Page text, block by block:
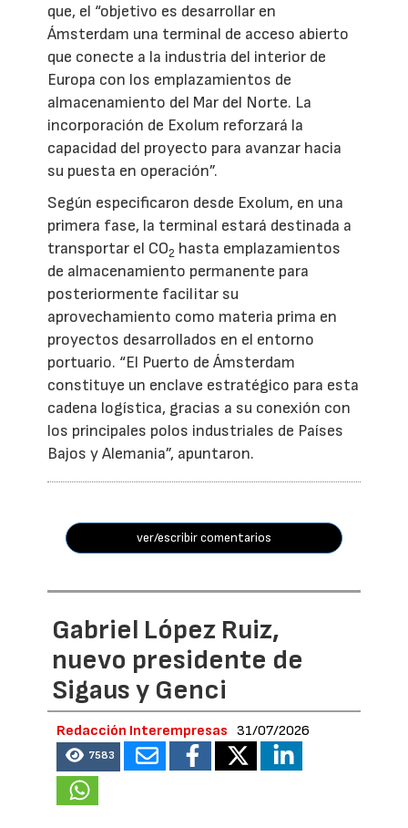
que, el “objetivo es desarrollar en
Ámsterdam una terminal de acceso abierto
que conecte a la industria del interior de
Europa con los emplazamientos de
almacenamiento del Mar del Norte. La
incorporación de Exolum reforzará la
capacidad del proyecto para avanzar hacia
su puesta en operación”.
Según especificaron desde Exolum, en una
primera fase, la terminal estará destinada a
transportar el CO2 hasta emplazamientos
de almacenamiento permanente para
posteriormente facilitar su
aprovechamiento como materia prima en
proyectos desarrollados en el entorno
portuario. “El Puerto de Ámsterdam
constituye un enclave estratégico para esta
cadena logística, gracias a su conexión con
los principales polos industriales de Países
Bajos y Alemania”, apuntaron.
ver/escribir comentarios
Gabriel López Ruiz,
nuevo presidente de
Sigaus y Genci
Redacción Interempresas 31/07/2026
7583